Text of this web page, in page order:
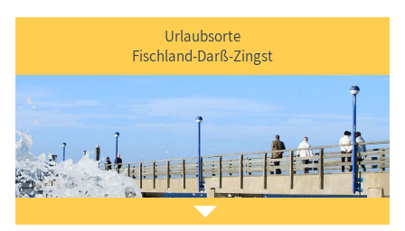
Urlaubsorte
Fischland-Darß-Zingst